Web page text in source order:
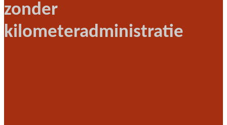
zonder
kilometeradministratie